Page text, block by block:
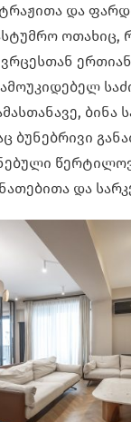
და
ოთახიც,
ბინა
ბუნებრივი
და